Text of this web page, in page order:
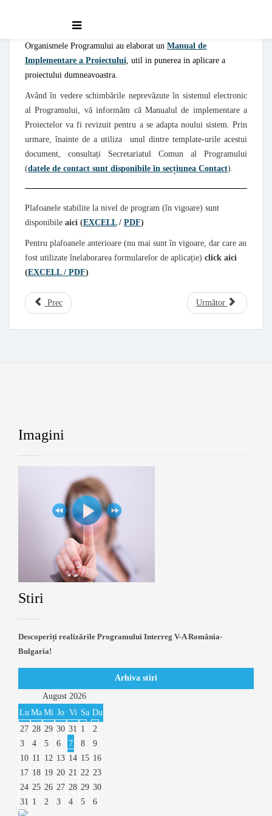
Reguli program
Organismele Programului au elaborat un Manual de
Implementare a Proiectului, util in punerea in aplicare a
proiectului dumneavoastra.
Având în vedere schimbările neprevăzute în sistemul electronic
al Programului, vă informăm că Manualul de implementare a
Proiectelor va fi revizuit pentru a se adapta noului sistem. Prin
urmare, înainte de a utiliza unul dintre template-urile acestui
document, consultați Secretariatul Comun al Programului
(datele de contact sunt disponibile în secțiunea Contact).
Plafoanele stabilite la nivel de program (în vigoare) sunt
disponibile aici (EXCELL/ PDF)
Pentru plafoanele anterioare (nu mai sunt în vigoare, dar care au
fost utilizate înelaborarea formularelor de aplicație) click aici
(EXCELL / PDF)
Prec Următor
Imagini
Stiri
Descoperiți realizările Programului Interreg V-A România-
Bulgaria!
Arhiva stiri
August 2026
Lu Ma Mi Jo Vi Sa Du
27 28 29 30 31 1
2
3
4 5 6 7 8
9
10 11 12 13 14 15 16
17 18 19 20 21 22 23
24 25 26 27 28 29 30
31 1 2 3 4 5 6